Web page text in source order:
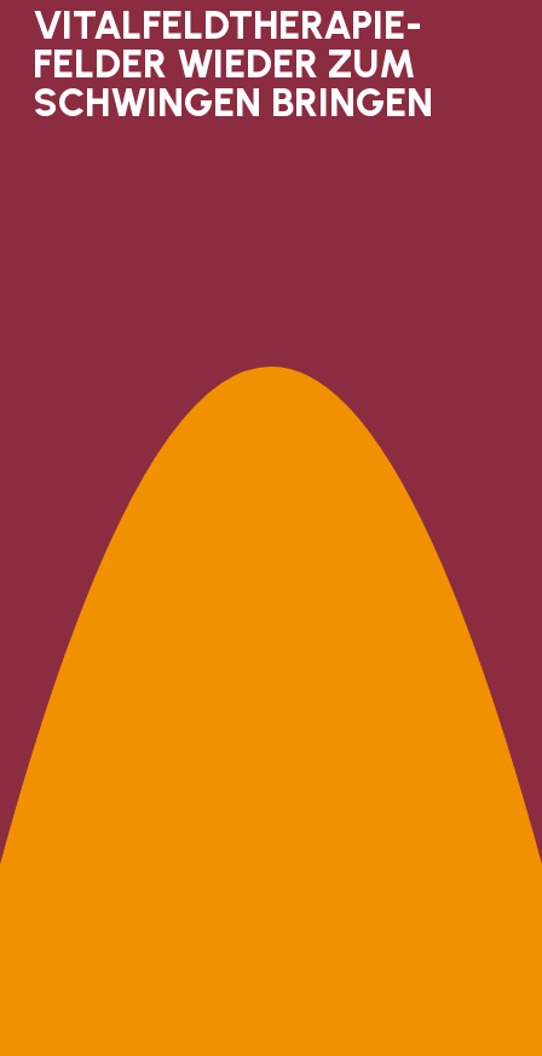
VITALFELDTHERAPIE-
FELDER WIEDER ZUM
SCHWINGEN BRINGEN